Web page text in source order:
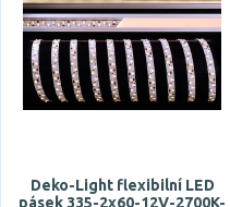
Světelný tok celkový
Deko-Light flexibilní LED
pásek 335-2x60-12V-2700K-